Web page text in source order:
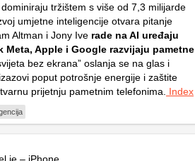
tržištem s više od 7,3 milijarde
umjetne inteligencije otvara pitanje
Altman i Jony Ive rade na AI uređaju
Meta, Apple i Google razvijaju pametne
bez ekrana” oslanja se na glas i
poput potrošnje energije i zaštite
prijetnju pametnim telefonima.
Index